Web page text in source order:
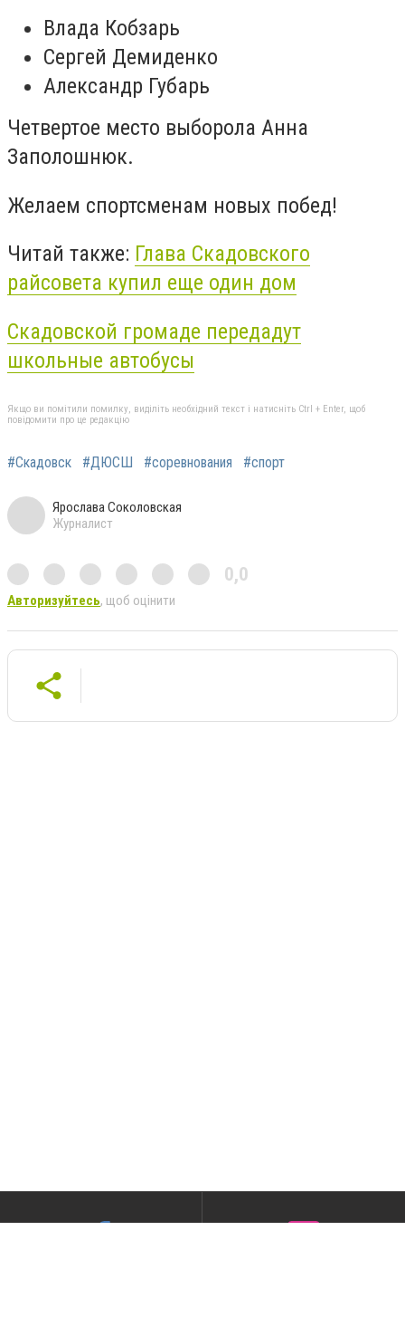
Влада Кобзарь
Сергей Демиденко
Александр Губарь
Четвертое место выборола Анна
Заполошнюк.
Желаем спортсменам новых побед!
Читай также: Глава Скадовского
райсовета купил еще один дом
Скадовской громаде передадут
школьные автобусы
Якщо ви помітили помилку, виділіть необхідний текст і натисніть Ctrl + Enter, щоб
повідомити про це редакцію
#Скадовск #ДЮСШ #соревнования #спорт
Ярослава Соколовская
Журналист
0,0
Авторизуйтесь, щоб оцінити